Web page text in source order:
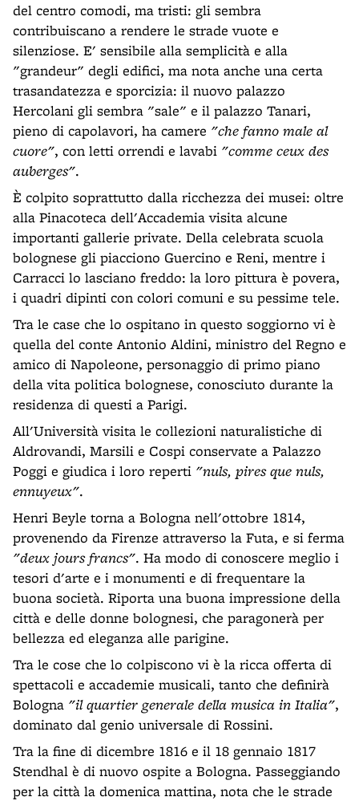
del centro comodi, ma tristi: gli sembra
contribuiscano a rendere le strade vuote e
silenziose. E' sensibile alla semplicità e alla
"grandeur" degli edifici, ma nota anche una certa
trasandatezza e sporcizia: il nuovo palazzo
Hercolani gli sembra "sale" e il palazzo Tanari,
pieno di capolavori, ha camere "che fanno male al
cuore", con letti orrendi e lavabi "comme ceux des
auberges".
È colpito soprattutto dalla ricchezza dei musei: oltre
alla Pinacoteca dell'Accademia visita alcune
importanti gallerie private. Della celebrata scuola
bolognese gli piacciono Guercino e Reni, mentre i
Carracci lo lasciano freddo: la loro pittura è povera,
i quadri dipinti con colori comuni e su pessime tele.
Tra le case che lo ospitano in questo soggiorno vi è
quella del conte Antonio Aldini, ministro del Regno e
amico di Napoleone, personaggio di primo piano
della vita politica bolognese, conosciuto durante la
residenza di questi a Parigi.
All'Università visita le collezioni naturalistiche di
Aldrovandi, Marsili e Cospi conservate a Palazzo
Poggi e giudica i loro reperti "nuls, pires que nuls,
ennuyeux".
Henri Beyle torna a Bologna nell'ottobre 1814,
provenendo da Firenze attraverso la Futa, e si ferma
"deux jours francs". Ha modo di conoscere meglio i
tesori d'arte e i monumenti e di frequentare la
buona società. Riporta una buona impressione della
città e delle donne bolognesi, che paragonerà per
bellezza ed eleganza alle parigine.
Tra le cose che lo colpiscono vi è la ricca offerta di
spettacoli e accademie musicali, tanto che definirà
Bologna "il quartier generale della musica in Italia",
dominato dal genio universale di Rossini.
Tra la fine di dicembre 1816 e il 18 gennaio 1817
Stendhal è di nuovo ospite a Bologna. Passeggiando
per la città la domenica mattina, nota che le strade